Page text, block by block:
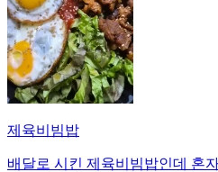
제육비빔밥
배달로 시킨 제육비빔밥인데 혼